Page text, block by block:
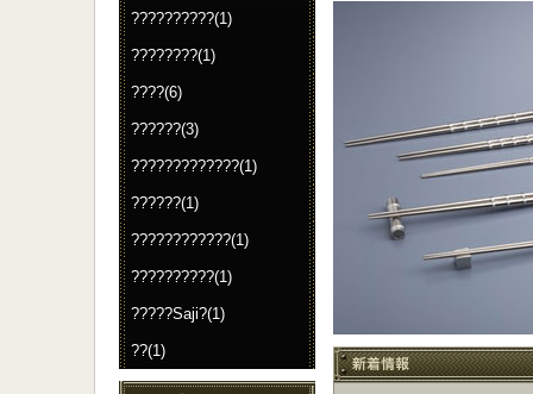
??????????(1)
????????(1)
????(6)
??????(3)
?????????????(1)
??????(1)
????????????(1)
??????????(1)
?????Saji?(1)
??(1)